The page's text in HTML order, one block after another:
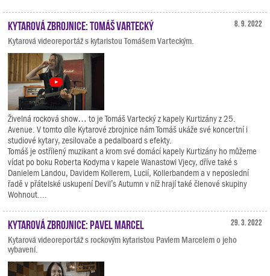
8. 9. 2022
Kytarová zbrojnice: Tomáš Vartecký
Kytarová videoreportáž s kytaristou Tomášem Varteckým.
Živelná rocková show… to je Tomáš Vartecký z kapely Kurtizány z 25.
Avenue. V tomto díle Kytarové zbrojnice nám Tomáš ukáže své koncertní i
studiové kytary, zesilovače a pedalboard s efekty.
Tomáš je ostřílený muzikant a krom své domácí kapely Kurtizány ho můžeme
vídat po boku Roberta Kodyma v kapele Wanastowi Vjecy, dříve také s
Danielem Landou, Davidem Kollerem, Lucií, Kollerbandem a v neposlední
řadě v přátelské uskupení Devil’s Autumn v níž hrají také členové skupiny
Wohnout....
29. 3. 2022
Kytarová zbrojnice: Pavel Marcel
Kytarová videoreportáž s rockovým kytaristou Pavlem Marcelem o jeho
vybavení.